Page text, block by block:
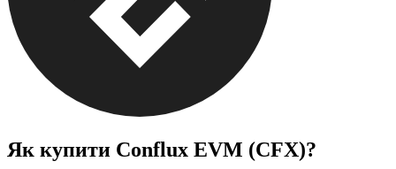
Як купити Conflux EVM (CFX)?